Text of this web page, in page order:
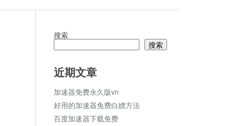
搜索
搜索
近期文章
加速器免费永久版vn
好用的加速器免费白嫖方法
百度加速器下载免费